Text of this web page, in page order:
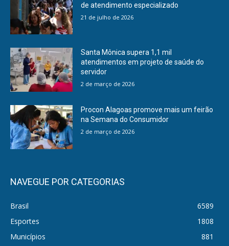
de atendimento especializado
21 de julho de 2026
Santa Mônica supera 1,1 mil
atendimentos em projeto de saúde do
servidor
2 de março de 2026
Procon Alagoas promove mais um feirão
na Semana do Consumidor
2 de março de 2026
NAVEGUE POR CATEGORIAS
Brasil
6589
Esportes
1808
Municípios
881